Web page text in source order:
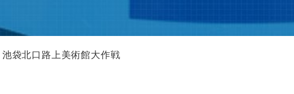
池袋北口路上美術館大作戦